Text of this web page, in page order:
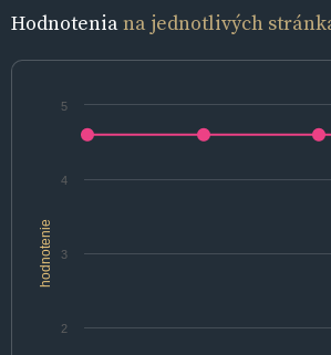
Hodnoteniana jednotlivých
hodnotenie
2
3
4
5